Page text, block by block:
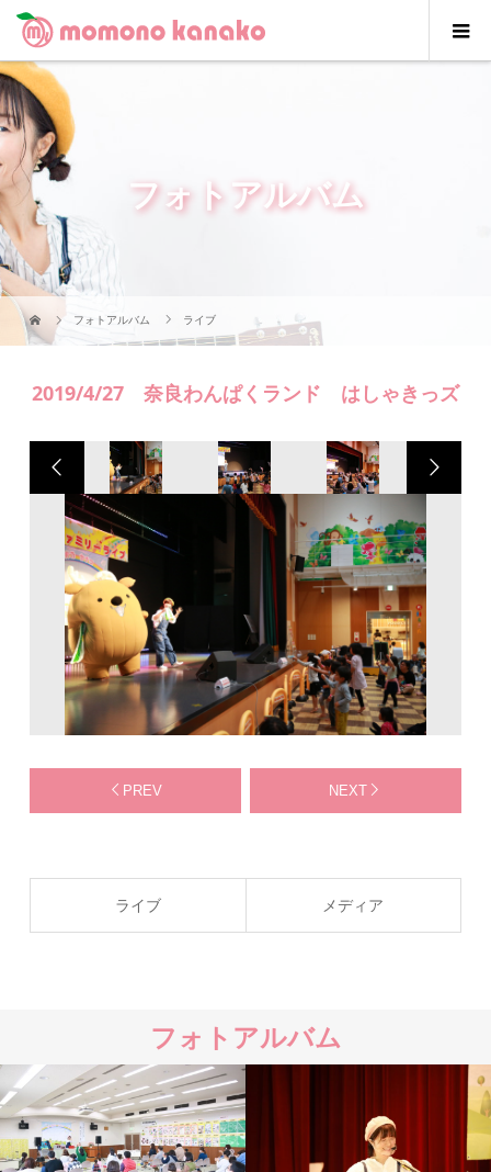
フォトアルバム
フォトアルバム ライブ
2019/4/27 奈良わんぱくランド はしゃきっズ
PREV NEXT
ライブ メディア
フォトアルバム